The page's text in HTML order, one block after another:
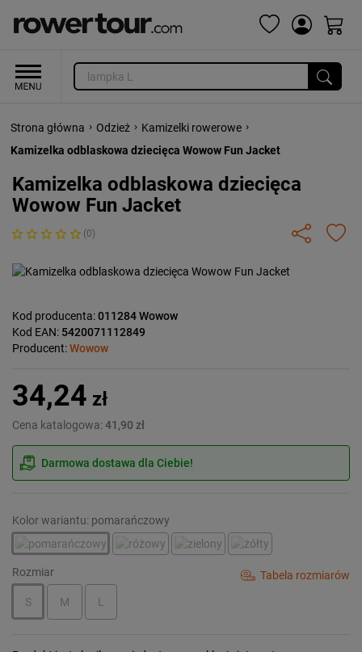
Strona główna › Odzież › Kamizelki rowerowe ›
Kamizelka odblaskowa dziecięca Wowow Fun Jacket
Kamizelka odblaskowa dziecięca
Wowow Fun Jacket
(0)
Kod producenta:011284 Wowow
Kod EAN: 5420071112849
Producent:Wowow
34,24 zł
Cena katalogowa: 41,90 zł
Darmowa dostawa dla Ciebie!
Kolor wariantu: pomarańczowy
Rozmiar Tabela rozmiarów
S M L